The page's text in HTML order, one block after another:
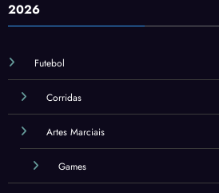
2026
Futebol
Corridas
Artes Marciais
Games